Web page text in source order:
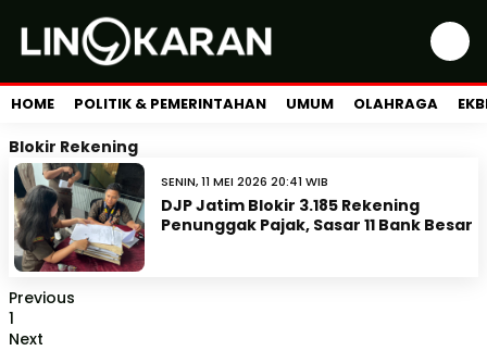
HOME POLITIK & PEMERINTAHAN UMUM OLAHRAGA
Blokir Rekening
SENIN, 11 MEI 2026 20:41 WIB
DJP Jatim Blokir 3.185 Rekening
Penunggak Pajak, Sasar 11 Bank Besar
Previous
1
Next